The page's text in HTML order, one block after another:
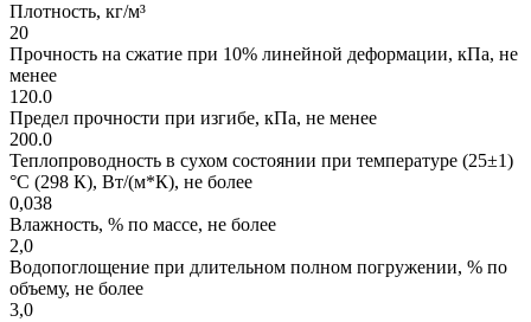
Плотность, кг/м³
20
Прочность на сжатие при 10% линейной деформации, кПа, не
менее
120.0
Предел прочности при изгибе, кПа, не менее
200.0
Теплопроводность в сухом состоянии при температуре (25±1)
°С (298 К), Вт/(м*К), не более
0,038
Влажность, % по массе, не более
2,0
Водопоглощение при длительном полном погружении, % по
объему, не более
3,0